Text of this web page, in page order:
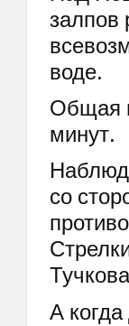
залпов
воде.
Общая
минут.
со
А